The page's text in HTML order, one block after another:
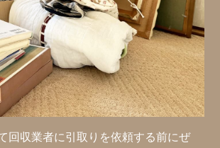
回収業者に引取りを依頼する前にぜ